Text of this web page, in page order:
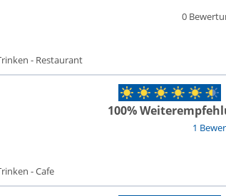
0
- Restaurant
1
100%
- Cafe